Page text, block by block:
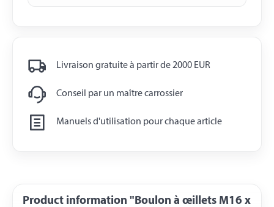
Livraison gratuite à partir de 2000 EUR
Conseil par un maître carrossier
Manuels d'utilisation pour chaque article
Product information "Boulon à œillets M16 x